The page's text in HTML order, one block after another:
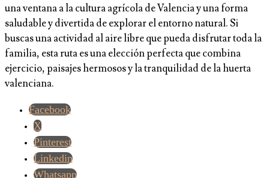
una ventana a la cultura agrícola de Valencia y una forma
saludable y divertida de explorar el entorno natural. Si
buscas una actividad al aire libre que pueda disfrutar toda la
familia, esta ruta es una elección perfecta que combina
ejercicio, paisajes hermosos y la tranquilidad de la huerta
valenciana.
Facebook
X
Pinterest
Linkedin
Whatsapp